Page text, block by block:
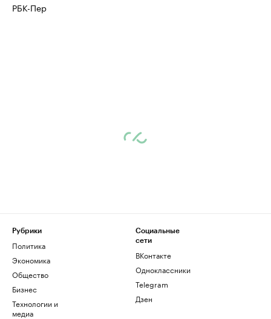
РБК-Пер
Рубрики
Политика
Экономика
Общество
Бизнес
Технологии и
медиа
Социальные
сети
ВКонтакте
Одноклассники
Telegram
Дзен